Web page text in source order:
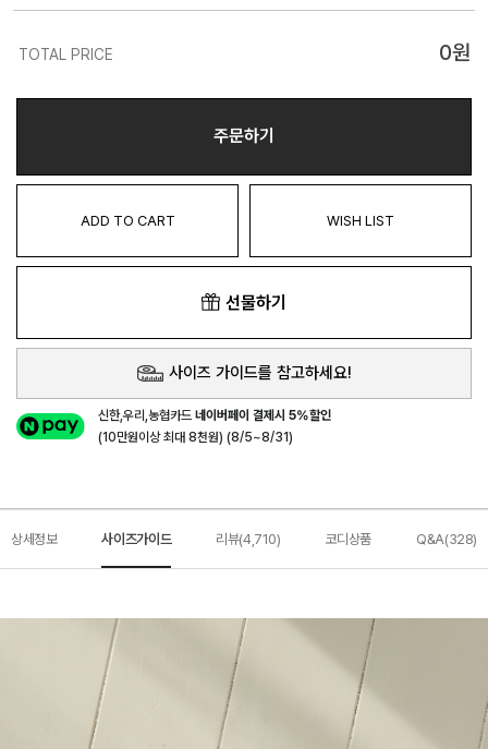
TOTAL PRICE 0원
주문하기
ADD TO CART WISH LIST
선물하기
사이즈 가이드를 참고하세요!
신한,우리,농협카드네이버페이 결제시 5%할인
(10만원이상 최대 8천원) (8/5~8/31)
상세정보 사이즈가이드 리뷰(4,710) 코디상품 Q&A(328)